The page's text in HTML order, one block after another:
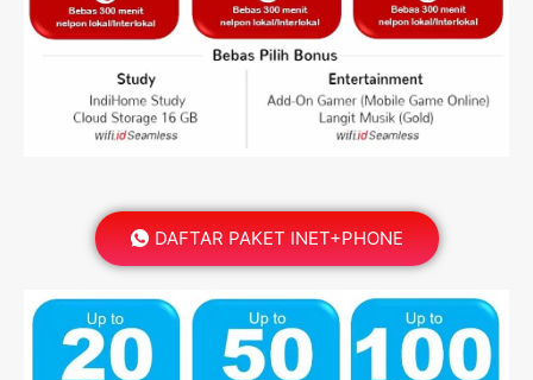
DAFTAR PAKET INET+PHONE